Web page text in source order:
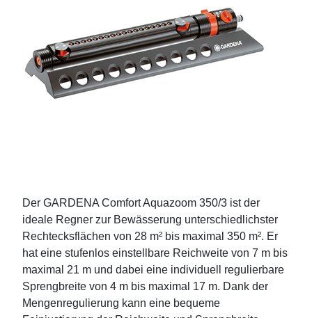
Der GARDENA Comfort Aquazoom 350/3 ist der
ideale Regner zur Bewässerung unterschiedlichster
Rechtecksflächen von 28 m² bis maximal 350 m². Er
hat eine stufenlos einstellbare Reichweite von 7 m bis
maximal 21 m und dabei eine individuell regulierbare
Sprengbreite von 4 m bis maximal 17 m. Dank der
Mengenregulierung kann eine bequeme